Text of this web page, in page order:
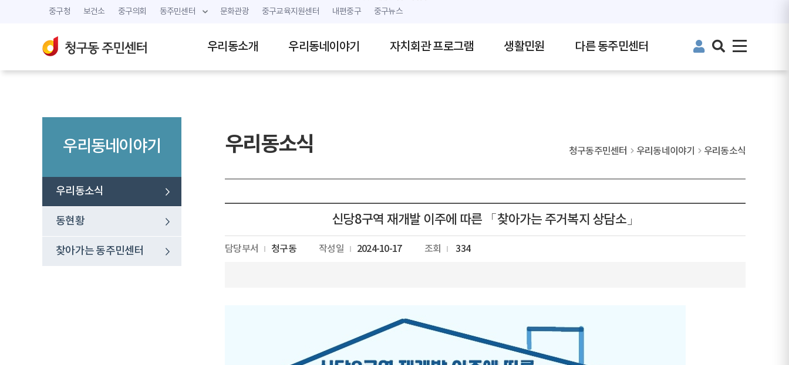
중구청 보건소 중구의회 동주민센터 문화관광 중구교육지원센터 내편중구 중구뉴스
우리동소개 우리동네이야기 자치회관 프로그램 생활민원 다른 동주민센터
우리동네이야기
우리동소식
동현황
찾아가는 동주민센터
우리동소식 청구동주민센터 우리동네이야기 우리동소식
신당8구역 재개발 이주에 따른 「찾아가는 주거복지 상담소」
담당부서 청구동 작성일 2024-10-17 조회 334